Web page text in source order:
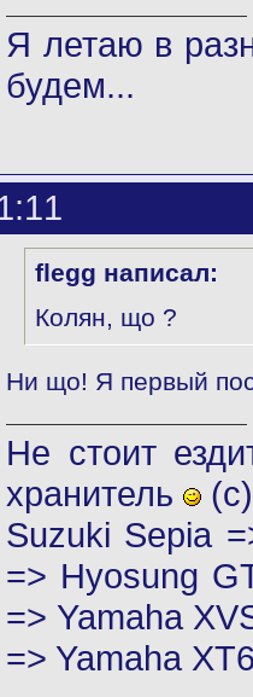
Я летаю в
будем...
flegg написал:
Колян, що ?
Ни що! Я первый
Не стоит
хранитель
(с)
Suzuki Sepia
=> Hyosung
=> Yamaha
=> Yamaha